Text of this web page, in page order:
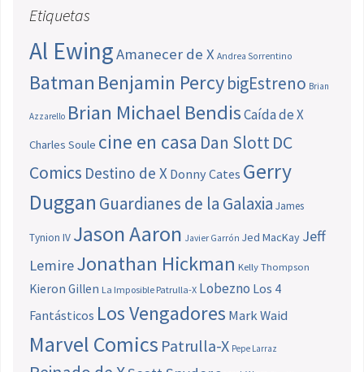
Etiquetas
Al EwingAmanecer de X Andrea Sorrentino
Batman Benjamin PercybigEstreno Brian
Azzarello Brian Michael BendisCaída de X
Charles Soule cine en casa Dan SlottDC
Comics Destino de X Donny Cates Gerry
Duggan Guardianes de la Galaxia James
Tynion IV Jason Aaron Javier Garrón Jed MacKay Jeff
LemireJonathan Hickman Kelly Thompson
Kieron Gillen La Imposible Patrulla-X Lobezno Los 4
Fantásticos Los Vengadores Mark Waid
Marvel Comics Patrulla-X Pepe Larraz